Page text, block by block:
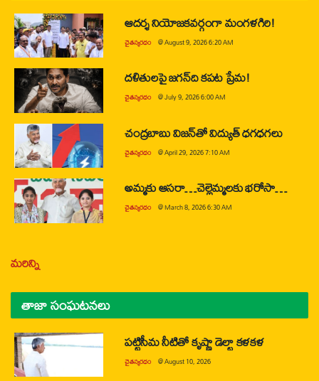
ఆదర్శ నియోజకవర్గంగా మంగళగిరి!
చైతన్యరధం @August 9, 2026 6:20 AM
దళితులపై జగన్‌ది కపట ప్రేమ!
చైతన్యరధం @July 9, 2026 6:00 AM
చంద్రబాబు విజన్‌తో విద్యుత్ ధగధగలు
చైతన్యరధం @April 29, 2026 7:10 AM
అమ్మకు ఆసరా…చెల్లెమ్మలకు భరోసా…
చైతన్యరధం @March 8, 2026 6:30 AM
మరిన్ని
తాజా సంఘటనలు
పట్టిసీమ నీటితో కృష్ణా డెల్టా కళకళ
చైతన్యరధం @August 10, 2026